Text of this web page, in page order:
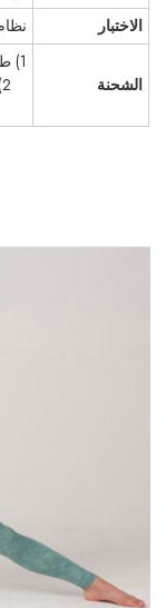
الاختبار
الشحنة
1) طلب عينة: 5-7 أيام من تاريخ استلام الدفعة